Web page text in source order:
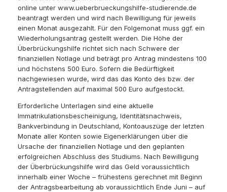
online unter www.ueberbrueckungshilfe-studierende.de
beantragt werden und wird nach Bewilligung für jeweils
einen Monat ausgezahlt. Für den Folgemonat muss ggf. ein
Wiederholungsantrag gestellt werden. Die Höhe der
Überbrückungshilfe richtet sich nach Schwere der
finanziellen Notlage und beträgt pro Antrag mindestens 100
und höchstens 500 Euro. Sofern die Bedürftigkeit
nachgewiesen wurde, wird das das Konto des bzw. der
Antragstellenden auf maximal 500 Euro aufgestockt.
Erforderliche Unterlagen sind eine aktuelle
Immatrikulationsbescheinigung, Identitätsnachweis,
Bankverbindung in Deutschland, Kontoauszüge der letzten
Monate aller Konten sowie Eigenerklärungen über die
Ursache der finanziellen Notlage und den geplanten
erfolgreichen Abschluss des Studiums. Nach Bewilligung
der Überbrückungshilfe wird das Geld voraussichtlich
innerhalb einer Woche – frühestens gerechnet mit Beginn
der Antragsbearbeitung ab voraussichtlich Ende Juni – auf